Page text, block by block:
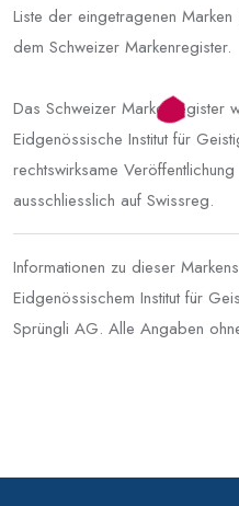
Liste der eingetragenen
dem Schweizer Markenregister.
Das Schweizer Markenregister
Eidgenössische Institut für
rechtswirksame
ausschliesslich auf Swissreg.
Informationen zu dieser
Eidgenössischem Institut für
Sprüngli AG. Alle Angaben